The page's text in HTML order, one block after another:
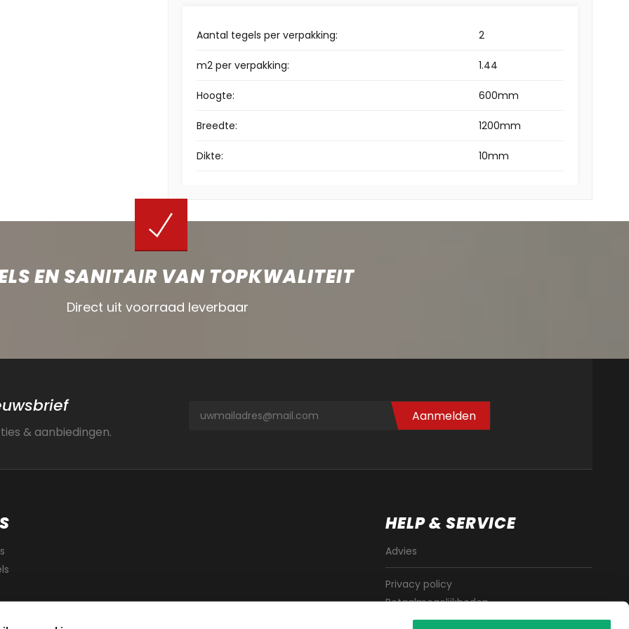
Aantal tegels per verpakking: 2
m2 per verpakking: 1.44
Hoogte: 600mm
Breedte: 1200mm
Dikte: 10mm
EN SANITAIR VAN TOPKWALITEIT
Direct uit voorraad leverbaar
& aanbiedingen.
Aanmelden
HELP & SERVICE
Advies
Privacy policy
Betaalmogelijkheden
Algemene voorwaarden